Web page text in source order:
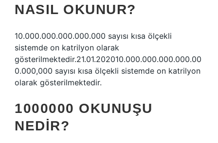
NASIL OKUNUR?
10.000.000.000.000.000 sayısı kısa ölçekli
sistemde on katrilyon olarak
gösterilmektedir.21.01.202010.000.000.000.000.00
0.000,000 sayısı kısa ölçekli sistemde on katrilyon
olarak gösterilmektedir.
1000000 OKUNUŞU
NEDIR?